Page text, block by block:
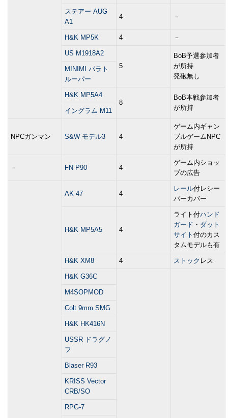
ステアー AUG
A1
4 －
H&K MP5K 4 －
US M1918A2
5
BoB予選参加者
が所持
発砲無し
MINIMI パラト
ルーパー
H&K MP5A4
8
BoB本戦参加者
が所持
イングラム M11
NPCガンマン S&W モデル3 4
ゲーム内ギャン
ブルゲームNPC
が所持
－ FN P90 4
ゲーム内ショッ
プの広告
AK-47 4
レール付レシー
バーカバー
H&K MP5A5 4
ライト付ハンド
ガード ・ ダット
サイト 付のカス
タムモデルも有
H&K XM8 4 ストック レス
H&K G36C
M4SOPMOD
Colt 9mm SMG
H&K HK416N
USSR ドラグノ
フ
Blaser R93
KRISS Vector
CRB/SO
RPG-7